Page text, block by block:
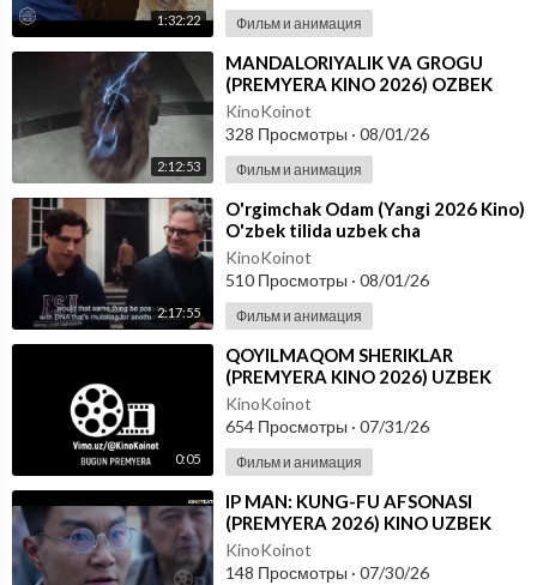
1:32:22 Фильм и анимация
2:12:53
⁣MANDALORIYALIK VA GROGU
(PREMYERA KINO 2026) OZBEK
TILIDA
KinoKoinot
328 Просмотры · 08/01/26
Фильм и анимация
2:17:55
⁣O'rgimchak Odam (Yangi 2026 Kino)
O'zbek tilida uzbek cha
KinoKoinot
510 Просмотры · 08/01/26
Фильм и анимация
0:05
⁣QOYILMAQOM SHERIKLAR
(PREMYERA KINO 2026) UZBEK
TILIDA
KinoKoinot
654 Просмотры · 07/31/26
Фильм и анимация
⁣IP MAN: KUNG-FU AFSONASI
(PREMYERA 2026) KINO UZBEK
TILIDA - SKACHAT
KinoKoinot
148 Просмотры · 07/30/26